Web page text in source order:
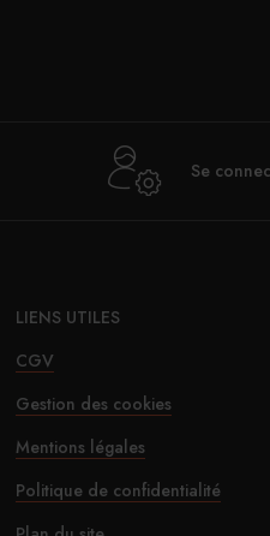
Se
LIENS UTILES
CGV
Gestion des cookies
Mentions légales
Politique de confidentialité